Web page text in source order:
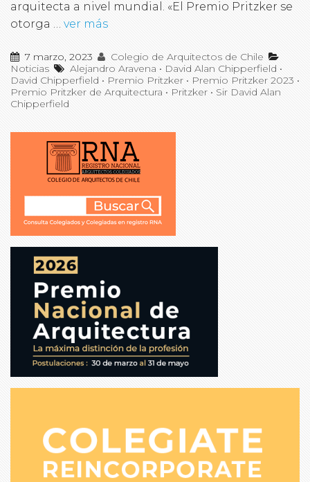
arquitecta a nivel mundial. «El Premio Pritzker se
otorga … ver más
7 marzo, 2023
Colegio de Arquitectos de Chile
Noticias
Alejandro Aravena • David Alan Chipperfield •
David Chipperfield • Premio Pritzker • Premio Pritzker 2023 •
Premio Pritzker de Arquitectura • Pritzker • Sir David Alan
Chipperfield